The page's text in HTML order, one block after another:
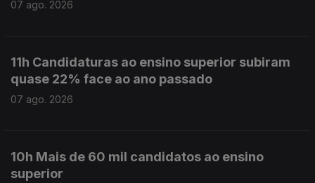
07 ago. 2026
11h Candidaturas ao ensino superior subiram
quase 22% face ao ano passado
07 ago. 2026
10h Mais de 60 mil candidatos ao ensino
superior